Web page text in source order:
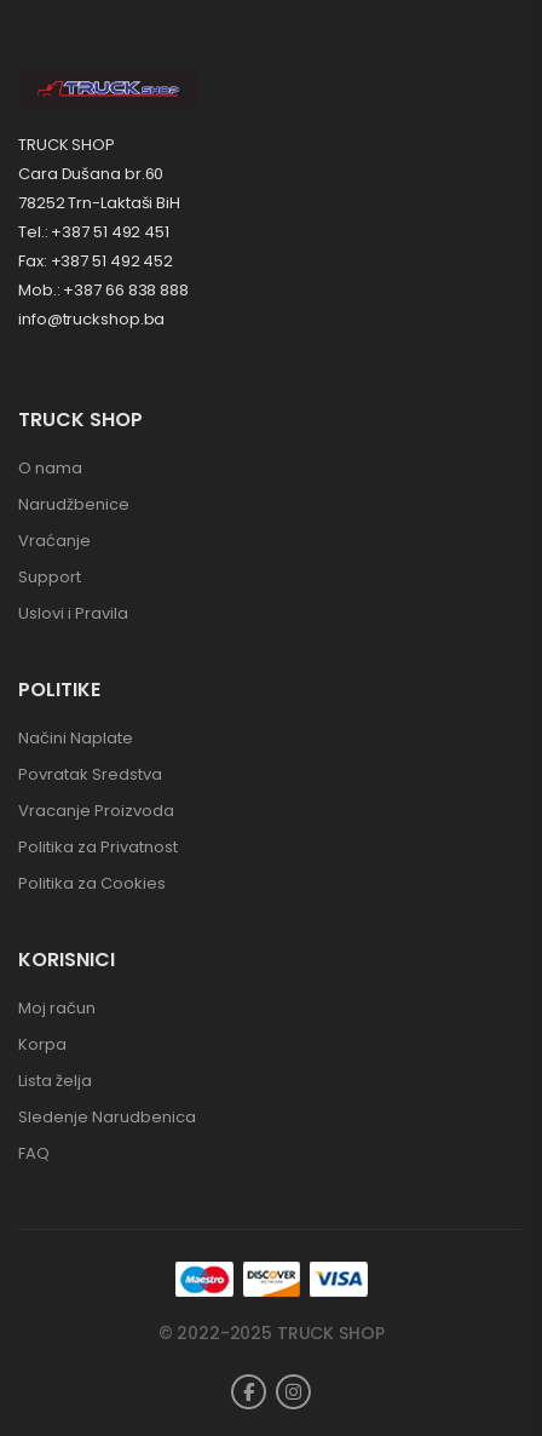
TRUCK SHOP
Cara Dušana br.60
78252 Trn-Laktaši BiH
Tel.: +387 51 492 451
Fax: +387 51 492 452
Mob.: +387 66 838 888
info@truckshop.ba
TRUCK SHOP
O nama
Narudžbenice
Vraćanje
Support
Uslovi i Pravila
POLITIKE
Načini Naplate
Povratak Sredstva
Vracanje Proizvoda
Politika za Privatnost
Politika za Cookies
KORISNICI
Moj račun
Korpa
Lista želja
Sledenje Narudbenica
FAQ
© 2022-2025 TRUCK SHOP